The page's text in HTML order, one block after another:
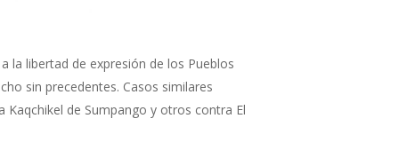
la libertad de expresión de los Pueblos
sin precedentes. Casos similares
de Sumpango y otros contra El